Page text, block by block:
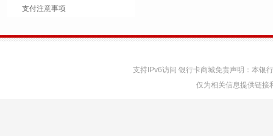
支付注意事项
支持IPv6访问 银行卡商城免责声明：本银
仅为相关信息提供链接